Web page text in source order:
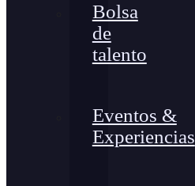
Bolsa
de
talento
Eventos &
Experiencias